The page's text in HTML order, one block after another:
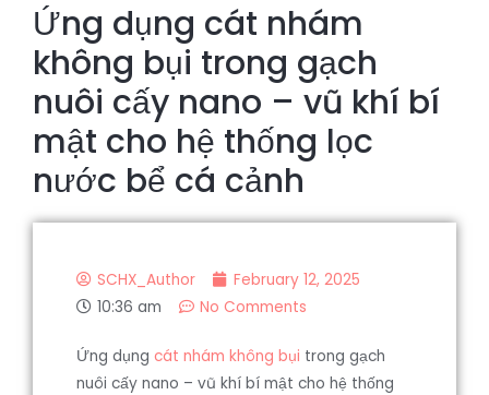
Ứng dụng cát nhám
không bụi trong gạch
nuôi cấy nano – vũ khí bí
mật cho hệ thống lọc
nước bể cá cảnh
SCHX_Author
February 12, 2025
10:36 am
No Comments
Ứng dụng cát nhám không bụi trong gạch
nuôi cấy nano – vũ khí bí mật cho hệ thống